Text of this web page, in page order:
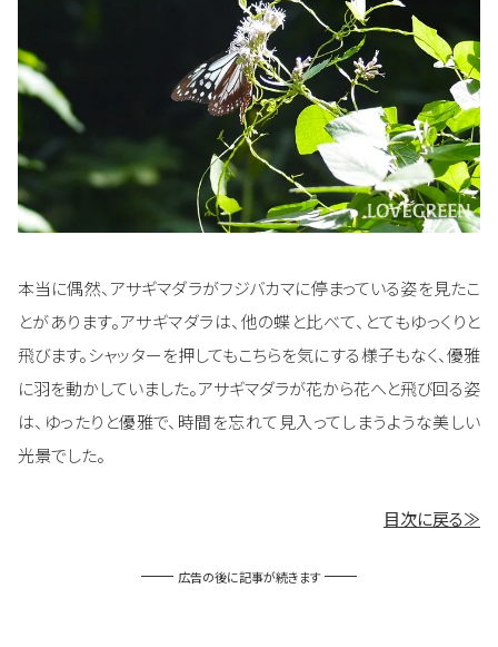
本当に偶然、アサギマダラがフジバカマに停まっている姿を見たこ
とがあります。アサギマダラは、他の蝶と比べて、とてもゆっくりと
飛びます。シャッターを押してもこちらを気にする様子もなく、優雅
に羽を動かしていました。アサギマダラが花から花へと飛び回る姿
は、ゆったりと優雅で、時間を忘れて見入ってしまうような美しい
光景でした。
目次に戻る≫
広告の後に記事が続きます